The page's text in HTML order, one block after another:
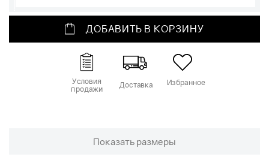
ДОБАВИТЬ В КОРЗИНУ
Условия
продажи
Доставка Избранное
Показать размеры